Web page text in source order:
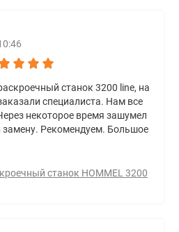
станок 3200 line, на
специалиста. Нам все
некоторое время зашумел
замену. Рекомендуем. Большое
станок HOMMEL 3200